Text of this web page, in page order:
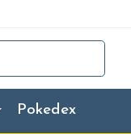
Pokedex